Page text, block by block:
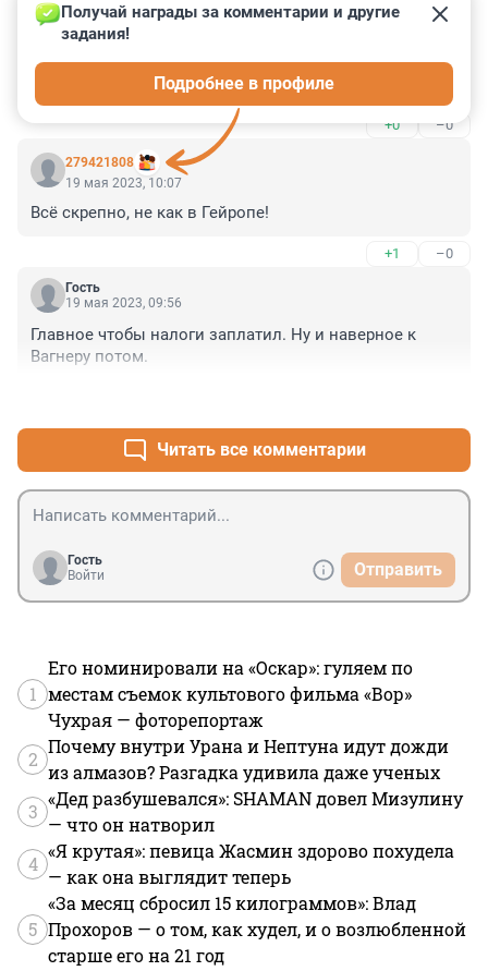
19 мая 2023, 20:06
"...сын умершего в 2013 году депутата Волгоградской
гордумы..." Интересно, депутат сколько на стриме
+0 –0
279421808
Получай награды за комментарии и другие
задания!
Подробнее в профиле
19 мая 2023, 10:07
Всё скрепно, не как в Гейропе!
+1 –0
Гость
19 мая 2023, 09:56
Главное чтобы налоги заплатил. Ну и наверное к
Вагнеру потом.
Читать все комментарии
Гость
Войти
Отправить
1
Его номинировали на «Оскар»: гуляем по
местам съемок культового фильма «Вор»
Чухрая — фоторепортаж
2
Почему внутри Урана и Нептуна идут дожди
из алмазов? Разгадка удивила даже ученых
3
«Дед разбушевался»: SHAMAN довел Мизулину
— что он натворил
4
«Я крутая»: певица Жасмин здорово похудела
— как она выглядит теперь
5
«За месяц сбросил 15 килограммов»: Влад
Прохоров — о том, как худел, и о возлюбленной
старше его на 21 год